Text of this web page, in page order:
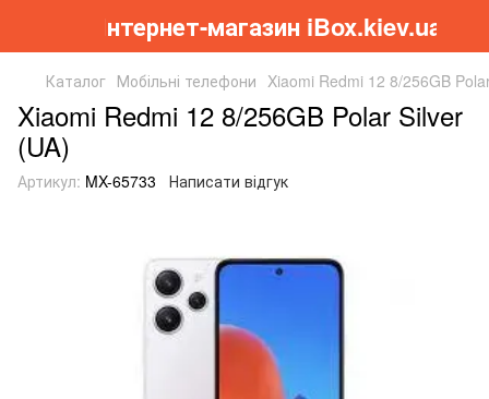
Інтернет-магазин iBox.kiev.ua
Каталог Мобільні телефони Xiaomi Redmi 12 8/256GB
Xiaomi Redmi 12 8/256GB Polar Silver
(UA)
Артикул: MX-65733 Написати відгук